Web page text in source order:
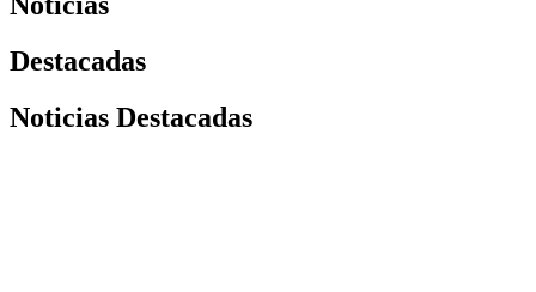
Destacadas
Noticias Destacadas